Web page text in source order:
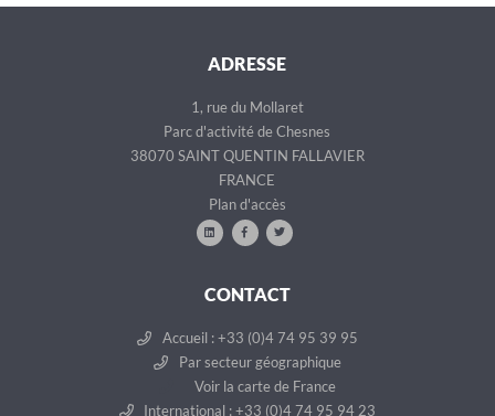
ADRESSE
1, rue du Mollaret
Parc d'activité de Chesnes
38070 SAINT QUENTIN FALLAVIER
FRANCE
Plan d'accès
CONTACT
Accueil : +33 (0)4 74 95 39 95
Par secteur géographique
Voir la carte de France
International : +33 (0)4 74 95 94 23